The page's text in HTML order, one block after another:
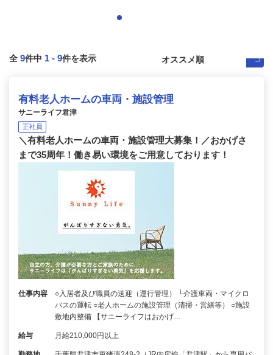
全 9件中 1 - 9件を表示
有料老人ホームの車両・施設管理
サニーライフ君津
正社員
＼有料老人ホームの車両・施設管理大募集！／おかげさ
まで35周年！働き易い環境をご用意しております！
仕事内容
○入居者及び職員の送迎（運行管理） └介護車両・マイクロ
バスの運転 ○老人ホームの施設管理（清掃・営繕等） ○施設
敷地内整備 【サニーライフはおかげ…
給与 月給210,000円以上